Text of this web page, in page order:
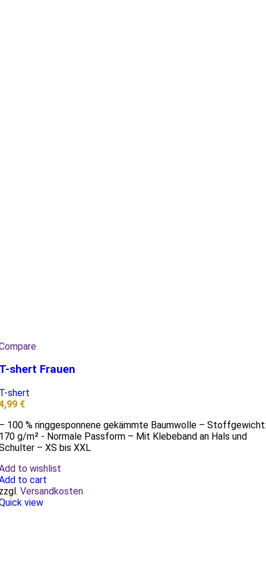
shert Frauen
shert
€
100 % ringgesponnene gekämmte Baumwolle – Stoffgewicht:
g/m² - Normale Passform – Mit Klebeband an Hals und
– XS bis XXL
to wishlist
to cart
Versandkosten
view